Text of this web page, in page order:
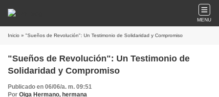
MENU
Inicio » "Sueños de Revolución": Un Testimonio de Solidaridad y Compromiso
"Sueños de Revolución": Un Testimonio de
Solidaridad y Compromiso
Publicado en 06/06/a. m. 09:51
Por Oiga Hermano, hermana